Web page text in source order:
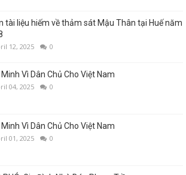
tài liệu hiếm về thảm sát Mậu Thân tại Huế năm
12, 2025 0
Minh Vì Dân Chủ Cho Việt Nam
04, 2025 0
Minh Vì Dân Chủ Cho Việt Nam
01, 2025 0